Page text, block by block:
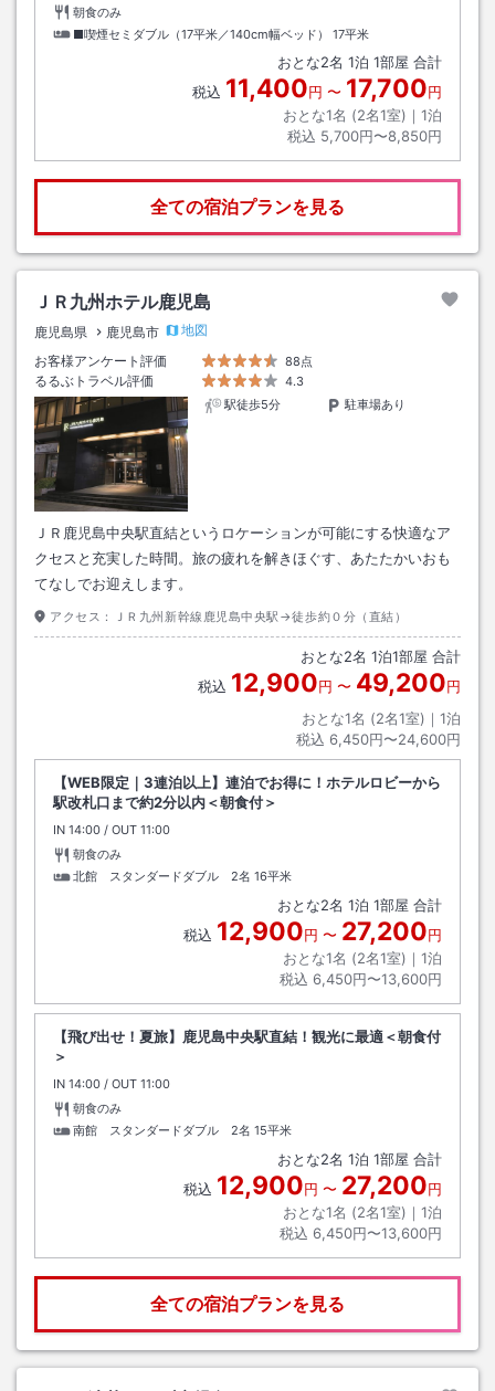
朝食のみ
■喫煙セミダブル（17平米／140cm幅ベッド）
17平米
おとな2名 1泊 1部屋 合計
税込 11,400円 〜 17,700円
おとな1名 (2名1室)｜ 1泊
税込 5,700円〜8,850円
全ての宿泊プランを見る
ＪＲ九州ホテル鹿児島
鹿児島県 鹿児島市
地図
お客様アンケート評価
88点
るるぶトラベル評価
4.3
駅徒歩5分
駐車場あり
ＪＲ鹿児島中央駅直結というロケーションが可能にする快適なア
クセスと充実した時間。旅の疲れを解きほぐす、あたたかいおも
てなしでお迎えします。
アクセス： ＪＲ九州新幹線鹿児島中央駅→徒歩約０分（直結）
おとな2名 1泊1部屋 合計
税込 12,900円 〜 49,200円
おとな1名 (2名1室)｜ 1泊
税込 6,450円〜24,600円
【WEB限定｜3連泊以上】連泊でお得に！ホテルロビーから
駅改札口まで約2分以内＜朝食付＞
IN チェックイン
14:00 / OUT チェックアウト
11:00
朝食のみ
北館 スタンダードダブル 2名 16平米
おとな2名 1泊 1部屋 合計
税込 12,900円 〜 27,200円
おとな1名 (2名1室)｜ 1泊
税込 6,450円〜13,600円
【飛び出せ！夏旅】鹿児島中央駅直結！観光に最適＜朝食付
＞
IN チェックイン
14:00 / OUT チェックアウト
11:00
朝食のみ
南館 スタンダードダブル 2名 15平米
おとな2名 1泊 1部屋 合計
税込 12,900円 〜 27,200円
おとな1名 (2名1室)｜ 1泊
税込 6,450円〜13,600円
全ての宿泊プランを見る